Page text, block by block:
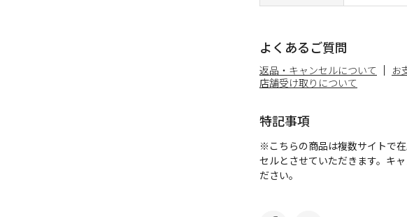
よくあるご質問
返品・キャンセルについて お
店舗受け取りについて
特記事項
※こちらの商品は複数サイトで
セルとさせていただきます。キ
ださい。